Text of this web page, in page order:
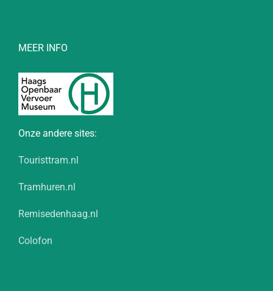
MEER INFO
Onze andere sites:
Touristtram.nl
Tramhuren.nl
Remisedenhaag.nl
Colofon